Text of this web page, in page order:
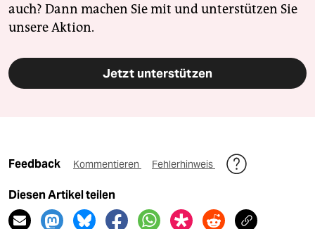
auch? Dann machen Sie mit und unterstützen Sie
unsere Aktion.
Jetzt unterstützen
Feedback Kommentieren Fehlerhinweis
Diesen Artikel teilen